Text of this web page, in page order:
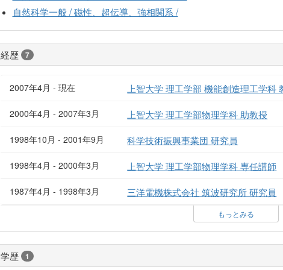
自然科学一般 / 磁性、超伝導、強相関系 /
経歴 7
2007年4月 - 現在 上智大学 理工学部 機能創造理工学科
2000年4月 - 2007年3月 上智大学 理工学部物理学科 助教授
1998年10月 - 2001年9月 科学技術振興事業団 研究員
1998年4月 - 2000年3月 上智大学 理工学部物理学科 専任講師
1987年4月 - 1998年3月 三洋電機株式会社 筑波研究所 研究員
もっとみる
学歴 1